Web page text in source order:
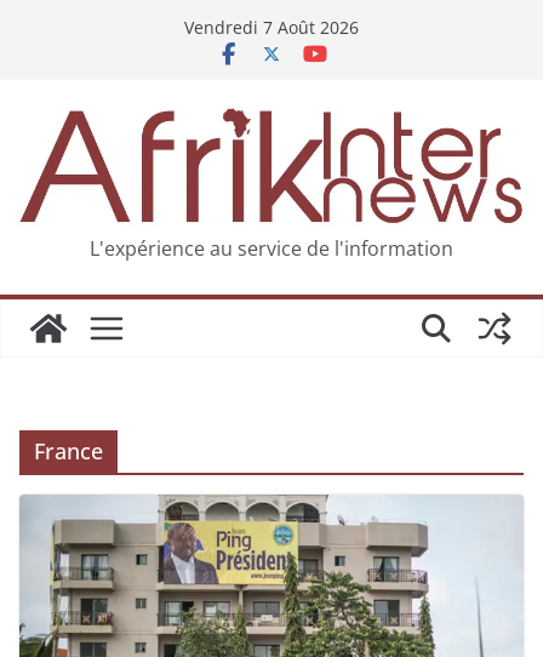
Vendredi 7 Août 2026
L'expérience au service de l'information
France